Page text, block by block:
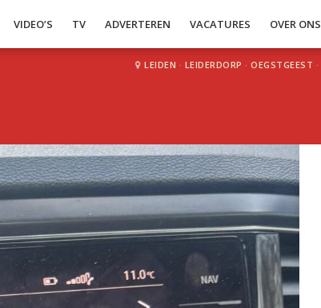
VIDEO’S TV ADVERTEREN VACATURES OVER ONS
LEIDEN · LEIDERDORP · OEGSTGEEST ·